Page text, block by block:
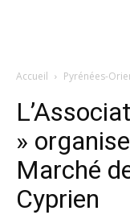
Accueil Pyrénées-
»
Marché
Cyprien